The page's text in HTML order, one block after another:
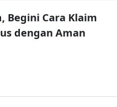
Begini Cara Klaim
dengan Aman